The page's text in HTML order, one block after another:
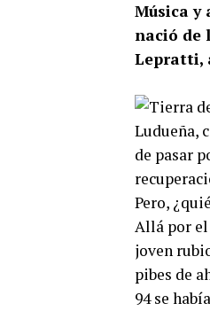
Música y
nació de
Lepratti,
Ludueña,
de pasar
Pero,
Allá por el
joven
pibes de
94 se